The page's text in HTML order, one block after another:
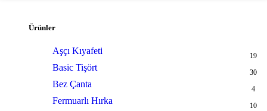
Ürünler
Aşçı Kıyafeti 19
Basic Tişört 30
Bez Çanta 4
Fermuarlı Hırka 10